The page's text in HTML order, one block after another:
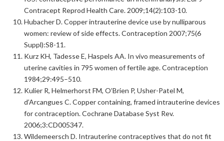
Contracept Reprod Health Care. 2009;14(2):103-10.
Hubacher D. Copper intrauterine device use by nulliparous
women: review of side effects. Contraception 2007;75(6
Suppl):S8-11.
Kurz KH, Tadesse E, Haspels AA. In vivo measurements of
uterine cavities in 795 women of fertile age. Contraception
1984;29:495–510.
Kulier R, Helmerhorst FM, O’Brien P, Usher-Patel M,
d’Arcangues C. Copper containing, framed intrauterine devices
for contraception. Cochrane Database Syst Rev.
2006;3:CD005347.
Wildemeersch D. Intrauterine contraceptives that do not fit